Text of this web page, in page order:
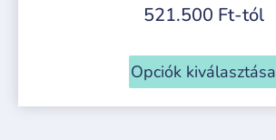
521.500 Ft-tól
Opciók kiválasztása